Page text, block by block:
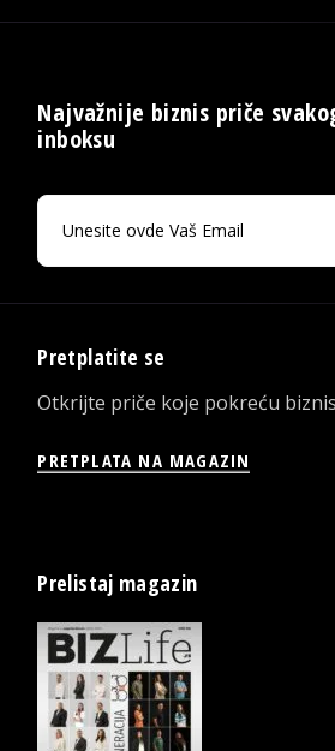
Najvažnije biznis priče
inboksu
Pretplatite se
Otkrijte priče koje pokreću biznis
PRETPLATA NA MAGAZIN
Prelistaj magazin